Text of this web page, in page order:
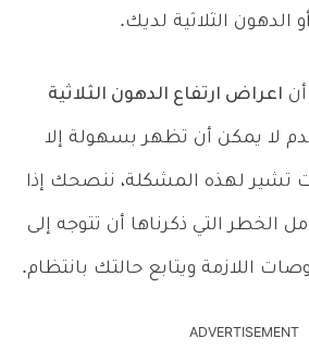
الدهون الثلاثية لديك.
اعراض ارتفاع الدهون الثلاثية
لا يمكن أن تظهر بسهولة إلا
لهذه المشكلة، ننصحك إذا
الخطر التي ذكرناها أن تتوجه إلى
اللازمة ويتابع حالتك بانتظام.
ADVERTISEMENT